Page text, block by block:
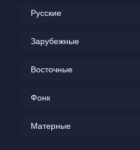
Русские
Зарубежные
Восточные
Фонк
Матерные